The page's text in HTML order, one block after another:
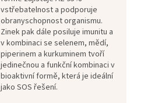
vstřebatelnost a podporuje
obranyschopnost organismu.
Zinek pak dále posiluje imunitu a
v kombinaci se selenem, mědí,
piperinem a kurkuminem tvoří
jedinečnou a funkční kombinaci v
bioaktivní formě, která je ideální
jako SOS řešení.